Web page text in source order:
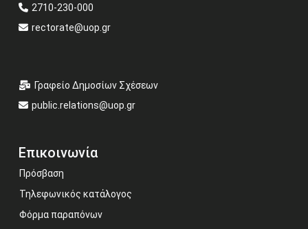
2710-230-000
rectorate@uop.gr
Γραφείο Δημοσίων Σχέσεων
public.relations@uop.gr
Επικοινωνία
Πρόσβαση
Τηλεφωνικός κατάλογος
Φόρμα παραπόνων